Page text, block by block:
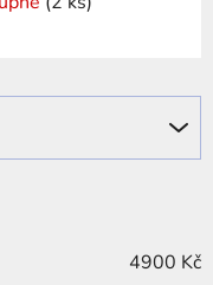
4900 Kč